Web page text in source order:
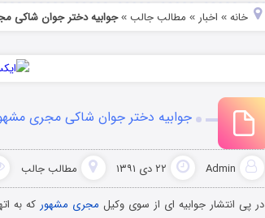
خانه» اخبار » مطالب جالب »جوابیه دختر جوان شاکی
جوابیه دختر جوان شاکی مجری
Admin ۲۲ دی ۱۳۹۱ مطالب جالب
در پی انتشار جوابیه ای از سوی وکیل مجری مشهور که به